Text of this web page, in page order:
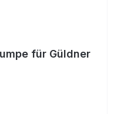
für Güldner